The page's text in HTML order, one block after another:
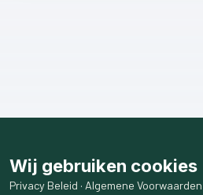
Wij gebruiken cookies
Privacy Beleid · Algemene Voorwaarden